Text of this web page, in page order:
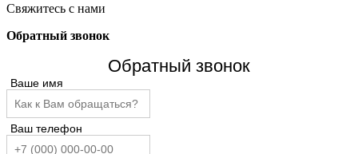
Свяжитесь с нами
Обратный звонок
Обратный звонок
Ваше имя
Ваш телефон